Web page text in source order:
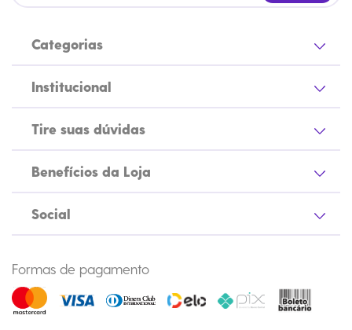
Categorias
Institucional
Tire suas dúvidas
Benefícios da Loja
Social
Formas de pagamento